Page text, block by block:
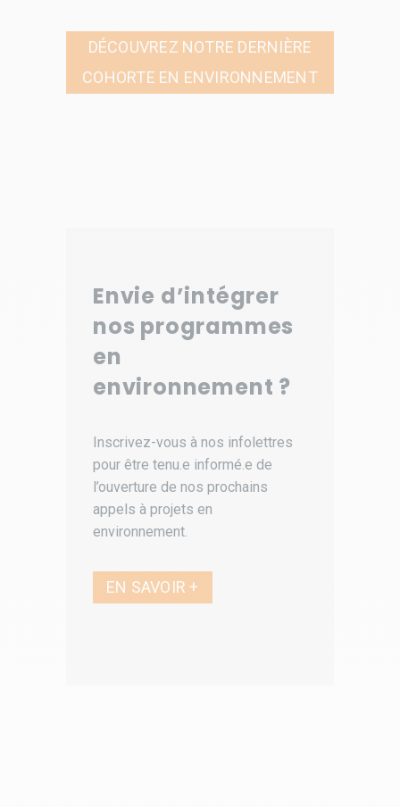
DÉCOUVREZ NOTRE DERNIÈRE
COHORTE EN ENVIRONNEMENT
Envie d’intégrer
nos programmes
en
environnement ?
Inscrivez-vous à nos infolettres
pour être tenu.e informé.e de
l’ouverture de nos prochains
appels à projets en
environnement.
EN SAVOIR +